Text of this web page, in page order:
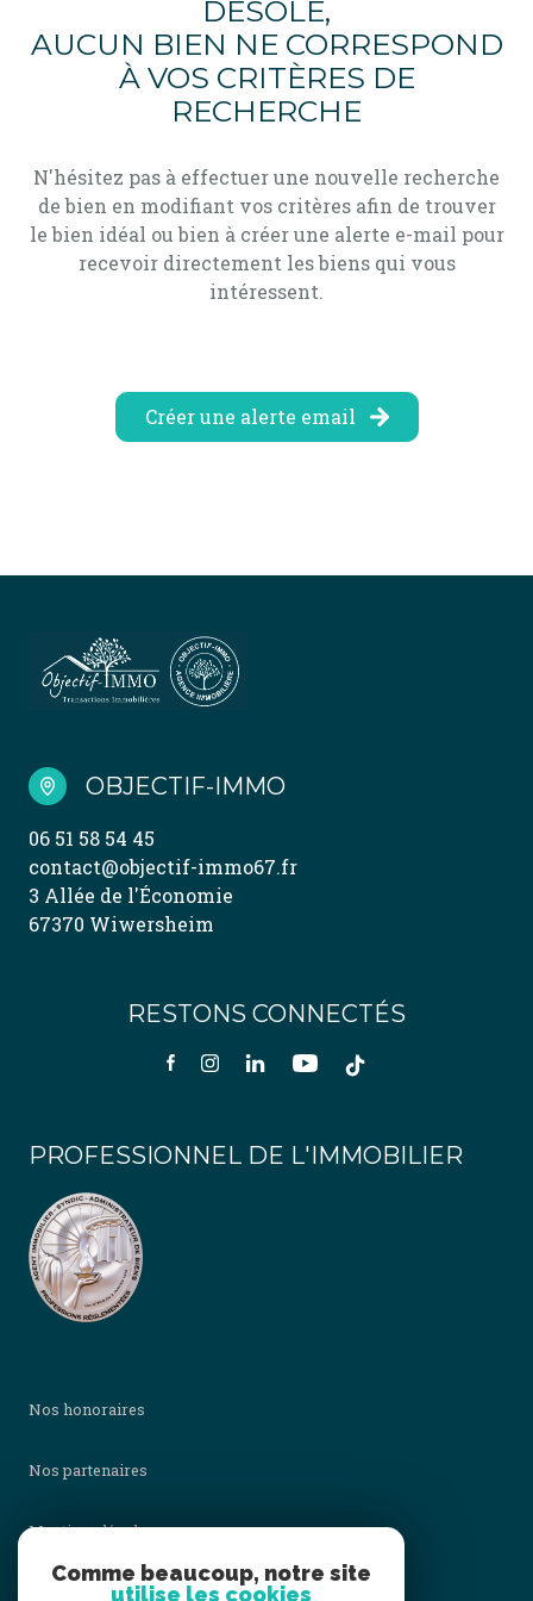
alerte
e-
DÉSOLÉ,
AUCUN BIEN NE CORRESPOND
À VOS CRITÈRES DE
RECHERCHE
N'hésitez pas à effectuer une nouvelle recherche
de bien en modifiant vos critères afin de trouver
le bien idéal ou bien à créer une alerte e-mail pour
recevoir directement les biens qui vous
intéressent.
Créer une alerte email
OBJECTIF-IMMO
06 51 58 54 45
contact@objectif-immo67.fr
3 Allée de l'Économie
67370 Wiwersheim
RESTONS CONNECTÉS
PROFESSIONNEL DE L'IMMOBILIER
Nos honoraires
Nos partenaires
Mentions légales
Comme beaucoup, notre site
utilise les cookies